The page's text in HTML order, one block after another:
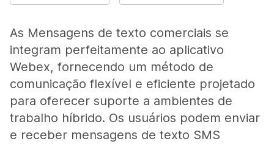
As Mensagens de texto comerciais se
integram perfeitamente ao aplicativo
Webex, fornecendo um método de
comunicação flexível e eficiente projetado
para oferecer suporte a ambientes de
trabalho híbrido. Os usuários podem enviar
e receber mensagens de texto SMS